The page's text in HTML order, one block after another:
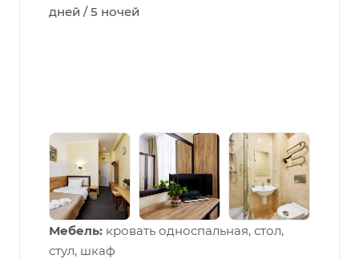
дней / 5 ночей
Мебель: кровать односпальная, стол,
стул, шкаф